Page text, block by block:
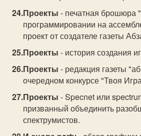
Проекты - печатная брошюра
программировании на
проект от создателе газеты
Проекты - история создания
Проекты - редакция газеты
очередном конкурсе "Твоя
Проекты - Specnet или
призванный объединить
спектрумистов.